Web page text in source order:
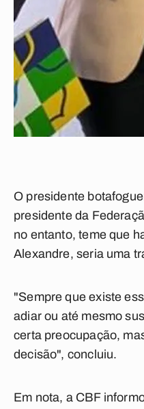
O presidente
presidente da
no entanto, teme que
Alexandre, seria uma
"Sempre que existe
adiar ou até mesmo
certa preocupação,
decisão", concluiu.
Em nota, a CBF